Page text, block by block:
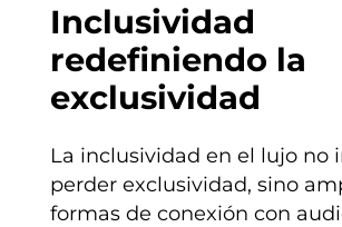
Inclusividad
redefiniendo la
exclusividad
La inclusividad en el lujo no
perder exclusividad, sino
formas de conexión con